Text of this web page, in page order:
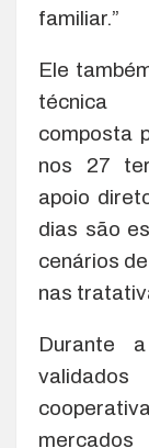
familiar.”
Ele
técnica
composta
nos 27
apoio
dias são
cenários
nas
Durante